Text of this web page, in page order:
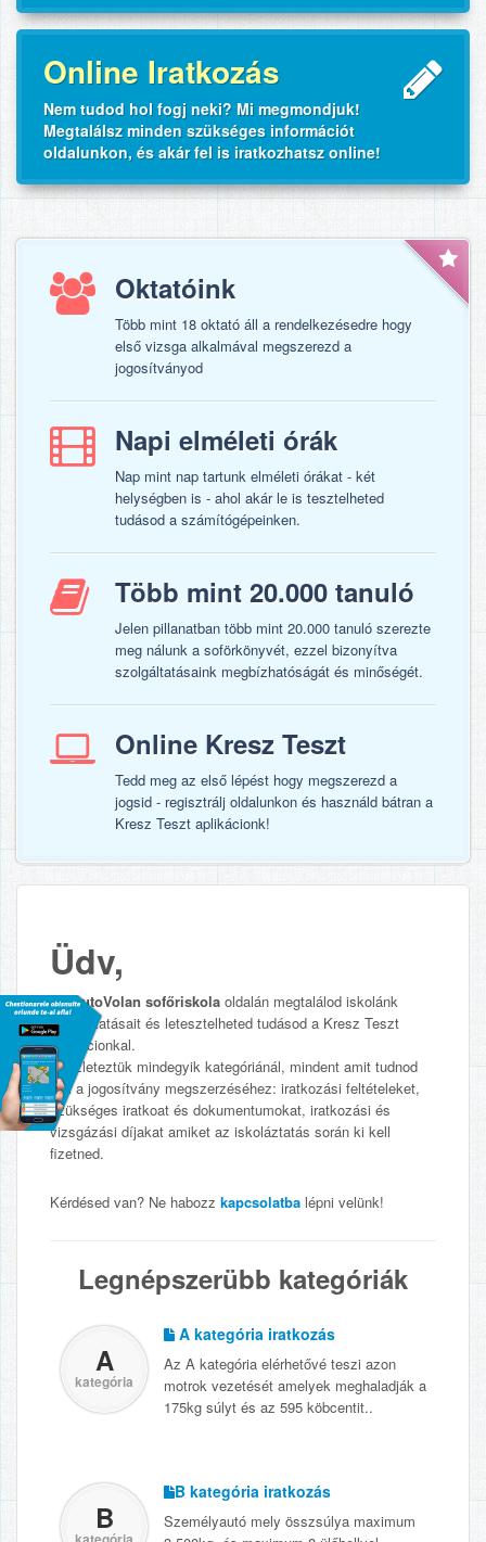
Online Iratkozás
Nem tudod hol fogj neki? Mi megmondjuk!
Megtalálsz minden szükséges információt
oldalunkon, és akár fel is iratkozhatsz online!
Oktatóink
Több mint 18 oktató áll a rendelkezésedre hogy
első vizsga alkalmával megszerezd a
jogosítványod
Napi elméleti órák
Nap mint nap tartunk elméleti órákat - két
helységben is - ahol akár le is tesztelheted
tudásod a számítógépeinken.
Több mint 20.000 tanuló
Jelen pillanatban több mint 20.000 tanuló szerezte
meg nálunk a soförkönyvét, ezzel bizonyítva
szolgáltatásaink megbízhatóságát és minőségét.
Online Kresz Teszt
Tedd meg az első lépést hogy megszerezd a
jogsid - regisztrálj oldalunkon és használd bátran a
Kresz Teszt aplikácionk!
Üdv,
AzAutoVolan sofőriskola oldalán megtalálod iskolánk
szolgáltatásait és letesztelheted tudásod a Kresz Teszt
aplikácionkal.
Részleteztük mindegyik kategóriánál, mindent amit tudnod
kell a jogosítvány megszerzéséhez: iratkozási feltételeket,
szükséges iratkoat és dokumentumokat, iratkozási és
vizsgázási díjakat amiket az iskoláztatás során ki kell
fizetned.
Kérdésed van? Ne habozz kapcsolatba lépni velünk!
Legnépszerübb kategóriák
A
kategória
A kategória iratkozás
Az A kategória elérhetővé teszi azon
motrok vezetését amelyek meghaladják a
175kg súlyt és az 595 köbcentit..
B
B kategória iratkozás
Személyautó mely összsúlya maximum